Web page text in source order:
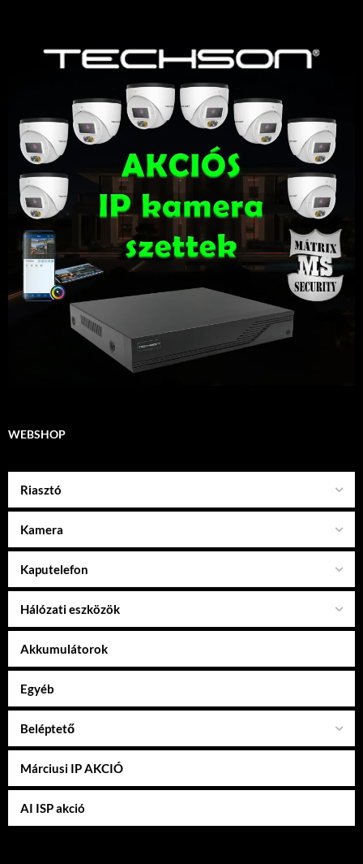
WEBSHOP
Riasztó
Kamera
Kaputelefon
Hálózati eszközök
Akkumulátorok
Egyéb
Beléptető
Márciusi IP AKCIÓ
AI ISP akció